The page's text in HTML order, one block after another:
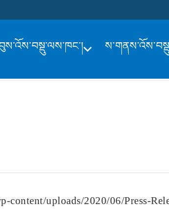
uploads/2020/06/Press-